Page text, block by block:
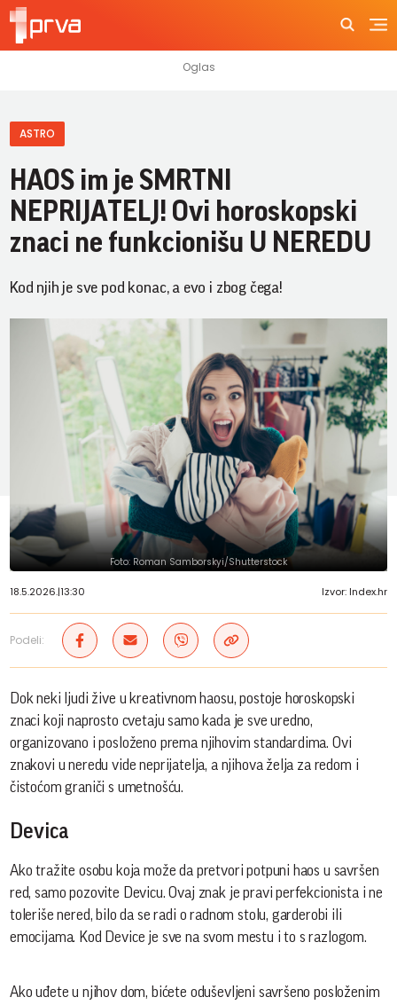
ASTRO
HAOS im je SMRTNI
NEPRIJATELJ! Ovi horoskopski
znaci ne funkcionišu U NEREDU
Kod njih je sve pod konac, a evo i zbog čega!
Foto: Roman Samborskyi/Shutterstock
18.5.2026.|13:30 Izvor: Index.hr
Podeli:
Dok neki ljudi žive u kreativnom haosu, postoje horoskopski
znaci koji naprosto cvetaju samo kada je sve uredno,
organizovano i posloženo prema njihovim standardima. Ovi
znakovi u neredu vide neprijatelja, a njihova želja za redom i
čistoćom graniči s umetnošću.
Devica
Ako tražite osobu koja može da pretvori potpuni haos u savršen
red, samo pozovite Devicu. Ovaj znak je pravi perfekcionista i ne
toleriše nered, bilo da se radi o radnom stolu, garderobi ili
emocijama. Kod Device je sve na svom mestu i to s razlogom.
Ako uđete u njihov dom, bićete oduševljeni savršeno posloženim